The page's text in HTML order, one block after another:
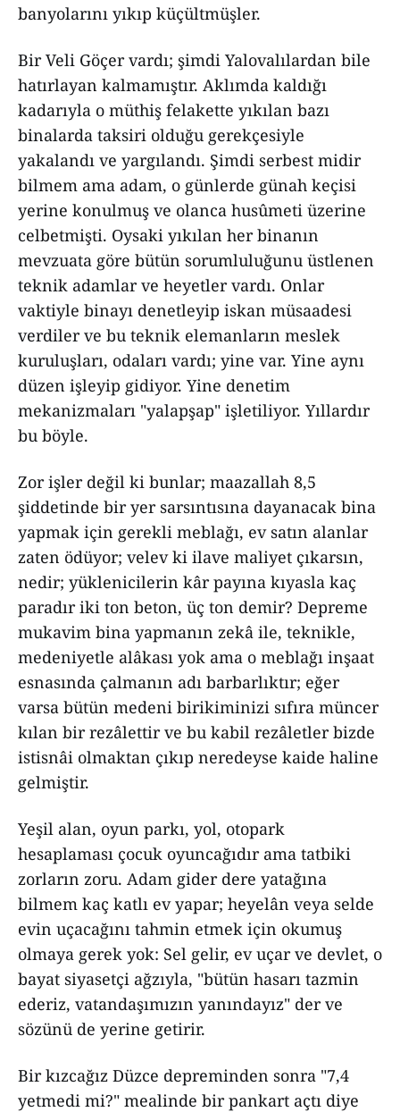
banyolarını yıkıp küçültmüşler.
Bir Veli Göçer vardı; şimdi Yalovalılardan bile
hatırlayan kalmamıştır. Aklımda kaldığı
kadarıyla o müthiş felakette yıkılan bazı
binalarda taksiri olduğu gerekçesiyle
yakalandı ve yargılandı. Şimdi serbest midir
bilmem ama adam, o günlerde günah keçisi
yerine konulmuş ve olanca husûmeti üzerine
celbetmişti. Oysaki yıkılan her binanın
mevzuata göre bütün sorumluluğunu üstlenen
teknik adamlar ve heyetler vardı. Onlar
vaktiyle binayı denetleyip iskan müsaadesi
verdiler ve bu teknik elemanların meslek
kuruluşları, odaları vardı; yine var. Yine aynı
düzen işleyip gidiyor. Yine denetim
mekanizmaları "yalapşap" işletiliyor. Yıllardır
bu böyle.
Zor işler değil ki bunlar; maazallah 8,5
şiddetinde bir yer sarsıntısına dayanacak bina
yapmak için gerekli meblağı, ev satın alanlar
zaten ödüyor; velev ki ilave maliyet çıkarsın,
nedir; yüklenicilerin kâr payına kıyasla kaç
paradır iki ton beton, üç ton demir? Depreme
mukavim bina yapmanın zekâ ile, teknikle,
medeniyetle alâkası yok ama o meblağı inşaat
esnasında çalmanın adı barbarlıktır; eğer
varsa bütün medeni birikiminizi sıfıra müncer
kılan bir rezâlettir ve bu kabil rezâletler bizde
istisnâi olmaktan çıkıp neredeyse kaide haline
gelmiştir.
Yeşil alan, oyun parkı, yol, otopark
hesaplaması çocuk oyuncağıdır ama tatbiki
zorların zoru. Adam gider dere yatağına
bilmem kaç katlı ev yapar; heyelân veya selde
evin uçacağını tahmin etmek için okumuş
olmaya gerek yok: Sel gelir, ev uçar ve devlet, o
bayat siyasetçi ağzıyla, "bütün hasarı tazmin
ederiz, vatandaşımızın yanındayız" der ve
sözünü de yerine getirir.
Bir kızcağız Düzce depreminden sonra "7,4
yetmedi mi?" mealinde bir pankart açtı diye